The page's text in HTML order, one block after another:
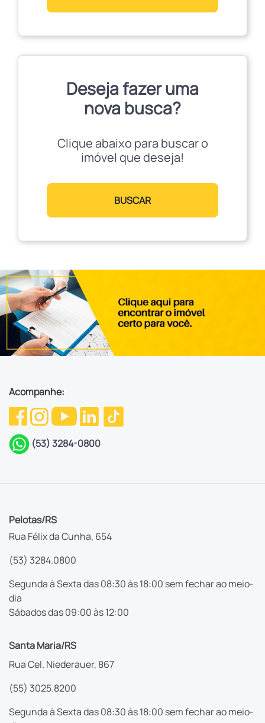
Deseja fazer uma
nova busca?
Clique abaixo para buscar o
imóvel que deseja!
BUSCAR
Acompanhe:
(53) 3284-0800
Pelotas/RS
Rua Félix da Cunha, 654
(53) 3284.0800
Segunda à Sexta das 08:30 às 18:00 sem fechar ao meio-
dia
Sábados das 09:00 às 12:00
Santa Maria/RS
Rua Cel. Niederauer, 867
(55) 3025.8200
Segunda à Sexta das 08:30 às 18:00 sem fechar ao meio-